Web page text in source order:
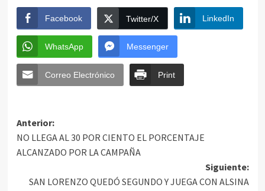
Facebook Twitter/X LinkedIn
WhatsApp Messenger
Correo Electrónico Print
Anterior:
NO LLEGA AL 30 POR CIENTO EL PORCENTAJE
ALCANZADO POR LA CAMPAÑA
Siguiente:
SAN LORENZO QUEDÓ SEGUNDO Y JUEGA CON ALSINA